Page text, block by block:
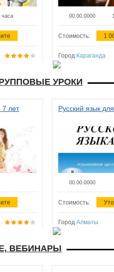
часа 00.00.0000
Стоимость: 1
Город Караганда
УРОКИ
7 лет Русский язык
00.00.0000
Стоимость:
Город Алматы
ВЕБИНАРЫ